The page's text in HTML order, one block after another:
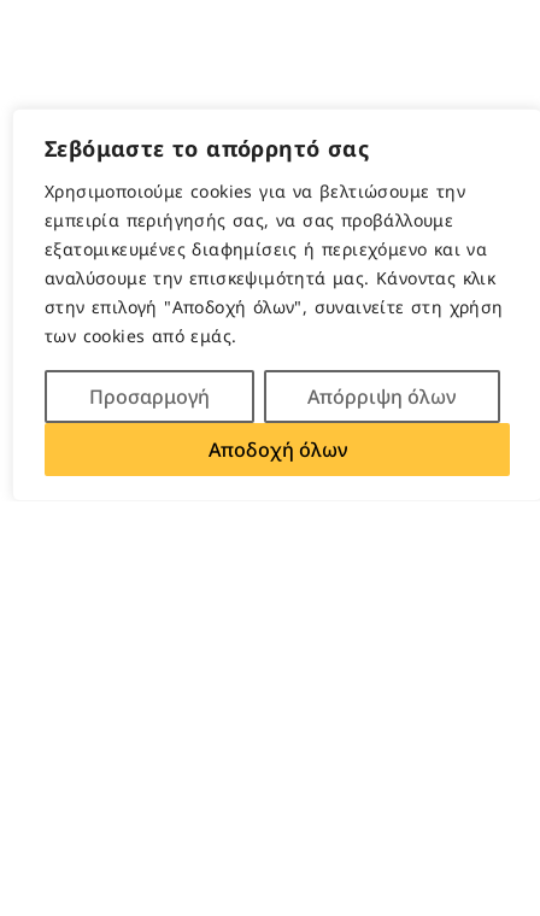
Σεβόμαστε το απόρρητό σας
Χρησιμοποιούμε cookies για να βελτιώσουμε την
εμπειρία περιήγησής σας, να σας προβάλλουμε
εξατομικευμένες διαφημίσεις ή περιεχόμενο και να
αναλύσουμε την επισκεψιμότητά μας. Κάνοντας κλικ
στην επιλογή "Αποδοχή όλων", συναινείτε στη χρήση
των cookies από εμάς.
Προσαρμογή
Απόρριψη όλων
Αποδοχή όλων
Open